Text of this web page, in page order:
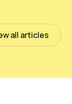
all articles